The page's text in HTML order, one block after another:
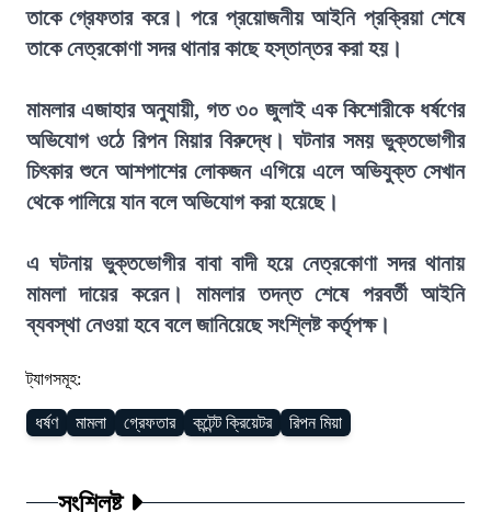
তাকে গ্রেফতার করে। পরে প্রয়োজনীয় আইনি প্রক্রিয়া শেষে
তাকে নেত্রকোণা সদর থানার কাছে হস্তান্তর করা হয়।
মামলার এজাহার অনুযায়ী, গত ৩০ জুলাই এক কিশোরীকে ধর্ষণের
অভিযোগ ওঠে রিপন মিয়ার বিরুদ্ধে। ঘটনার সময় ভুক্তভোগীর
চিৎকার শুনে আশপাশের লোকজন এগিয়ে এলে অভিযুক্ত সেখান
থেকে পালিয়ে যান বলে অভিযোগ করা হয়েছে।
এ ঘটনায় ভুক্তভোগীর বাবা বাদী হয়ে নেত্রকোণা সদর থানায়
মামলা দায়ের করেন। মামলার তদন্ত শেষে পরবর্তী আইনি
ব্যবস্থা নেওয়া হবে বলে জানিয়েছে সংশ্লিষ্ট কর্তৃপক্ষ।
ট্যাগসমূহ:
ধর্ষণ মামলা গ্রেফতার কন্টেন্ট ক্রিয়েটর রিপন মিয়া
সংশ্লিষ্ট